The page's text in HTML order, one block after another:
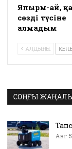
Япырм-ай,
сөзді түсіне
алмадым
АЛДЫҢҒЫ
СОҢҒЫ
Авг